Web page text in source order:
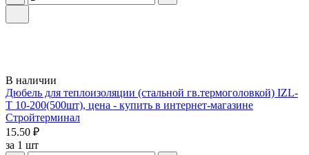
В наличии
Дюбель для теплоизоляции (стальной гв.термоголовкой) IZL-
T 10-200(500шт), цена - купить в интернет-магазине
Стройтерминал
15.50 ₽
за 1 шт